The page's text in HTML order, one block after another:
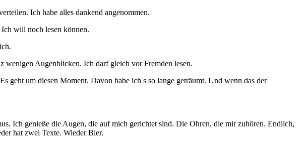
Ich habe alles dankend angenommen.
will noch lesen können.
wenigen Augenblicken. Ich darf gleich vor Fremden lesen.
geht um diesen Moment. Davon habe ich s so lange geträumt. Und wenn das der
Ich genieße die Augen, die auf mich gerichtet sind. Die Ohren, die mir zuhören. Endlich,
hat zwei Texte. Wieder Bier.